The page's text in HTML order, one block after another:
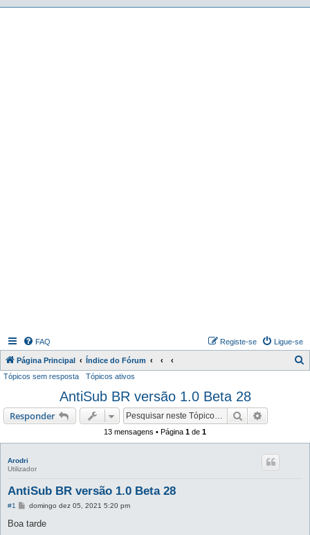
FAQ Ligue-se
Registe-se
Página Principal Índice do Fórum
i
Tópicos sem resposta Tópicos ativos
AntiSub BR versão 1.0 Beta 28
Responder Pesquisar
13 mensagens • Página 1 de 1
Arodri
Utilizador
AntiSub BR versão 1.0 Beta 28
#1
M
n
domingo dez 05, 2021 5:20 pm
Boa tarde